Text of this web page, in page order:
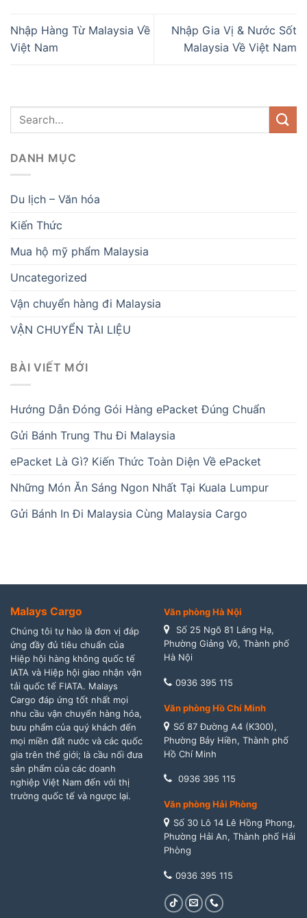
Nhập Hàng Từ Malaysia Về
Việt Nam
Nhập Gia Vị & Nước Sốt
Malaysia Về Việt Nam
DANH MỤC
Du lịch – Văn hóa
Kiến Thức
Mua hộ mỹ phẩm Malaysia
Uncategorized
Vận chuyển hàng đi Malaysia
VẬN CHUYỂN TÀI LIỆU
BÀI VIẾT MỚI
Hướng Dẫn Đóng Gói Hàng ePacket Đúng Chuẩn
Gửi Bánh Trung Thu Đi Malaysia
ePacket Là Gì? Kiến Thức Toàn Diện Về ePacket
Những Món Ăn Sáng Ngon Nhất Tại Kuala Lumpur
Gửi Bánh In Đi Malaysia Cùng Malaysia Cargo
Malays Cargo
Chúng tôi tự hào là đơn vị đáp
ứng đầy đủ tiêu chuẩn của
Hiệp hội hàng không quốc tế
IATA và Hiệp hội giao nhận vận
tải quốc tế FIATA. Malays
Cargo đáp ứng tốt nhất mọi
nhu cầu vận chuyển hàng hóa,
bưu phẩm của quý khách đến
mọi miền đất nước và các quốc
gia trên thế giới; là cầu nối đưa
sản phẩm của các doanh
nghiệp Việt Nam đến với thị
trường quốc tế và ngược lại.
Văn phòng Hà Nội
Số 25 Ngõ 81 Láng Hạ,
Phường Giảng Võ, Thành phố
Hà Nội
0936 395 115
Văn phòng Hồ Chí Minh
Số 87 Đường A4 (K300),
Phường Bảy Hiền, Thành phố
Hồ Chí Minh
0936 395 115
Văn phòng Hải Phòng
Số 30 Lô 14 Lê Hồng Phong,
Phường Hải An, Thành phố Hải
Phòng
0936 395 115